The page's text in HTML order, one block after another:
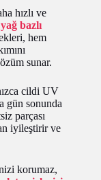
hızlı ve
yağ bazlı
hem
sunar.
cildi UV
gün sonunda
parçası
iyileştirir ve
korumaz,